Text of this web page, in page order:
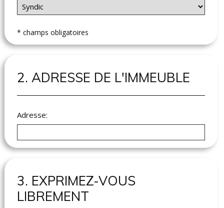
* champs obligatoires
2. ADRESSE DE L'IMMEUBLE
Adresse:
3. EXPRIMEZ-VOUS
LIBREMENT